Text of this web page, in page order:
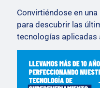
Convirtiéndose en
para descubrir las
tecnologías aplicadas